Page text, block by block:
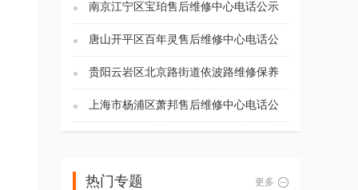
南京江宁区宝珀售后维修中心电话公示
（2026年7月最新）
唐山开平区百年灵售后维修中心电话公
示（2026年7月最新）
贵阳云岩区北京路街道依波路维修保养
服务电话（2026年7月最新）
上海市杨浦区萧邦售后维修中心电话公
示（2026年7月最新）
热门专题 更多